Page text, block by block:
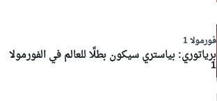
فورمولا 1
برياتوري: بياستري سيكون بطلًا للعالم في الفورمولا
1